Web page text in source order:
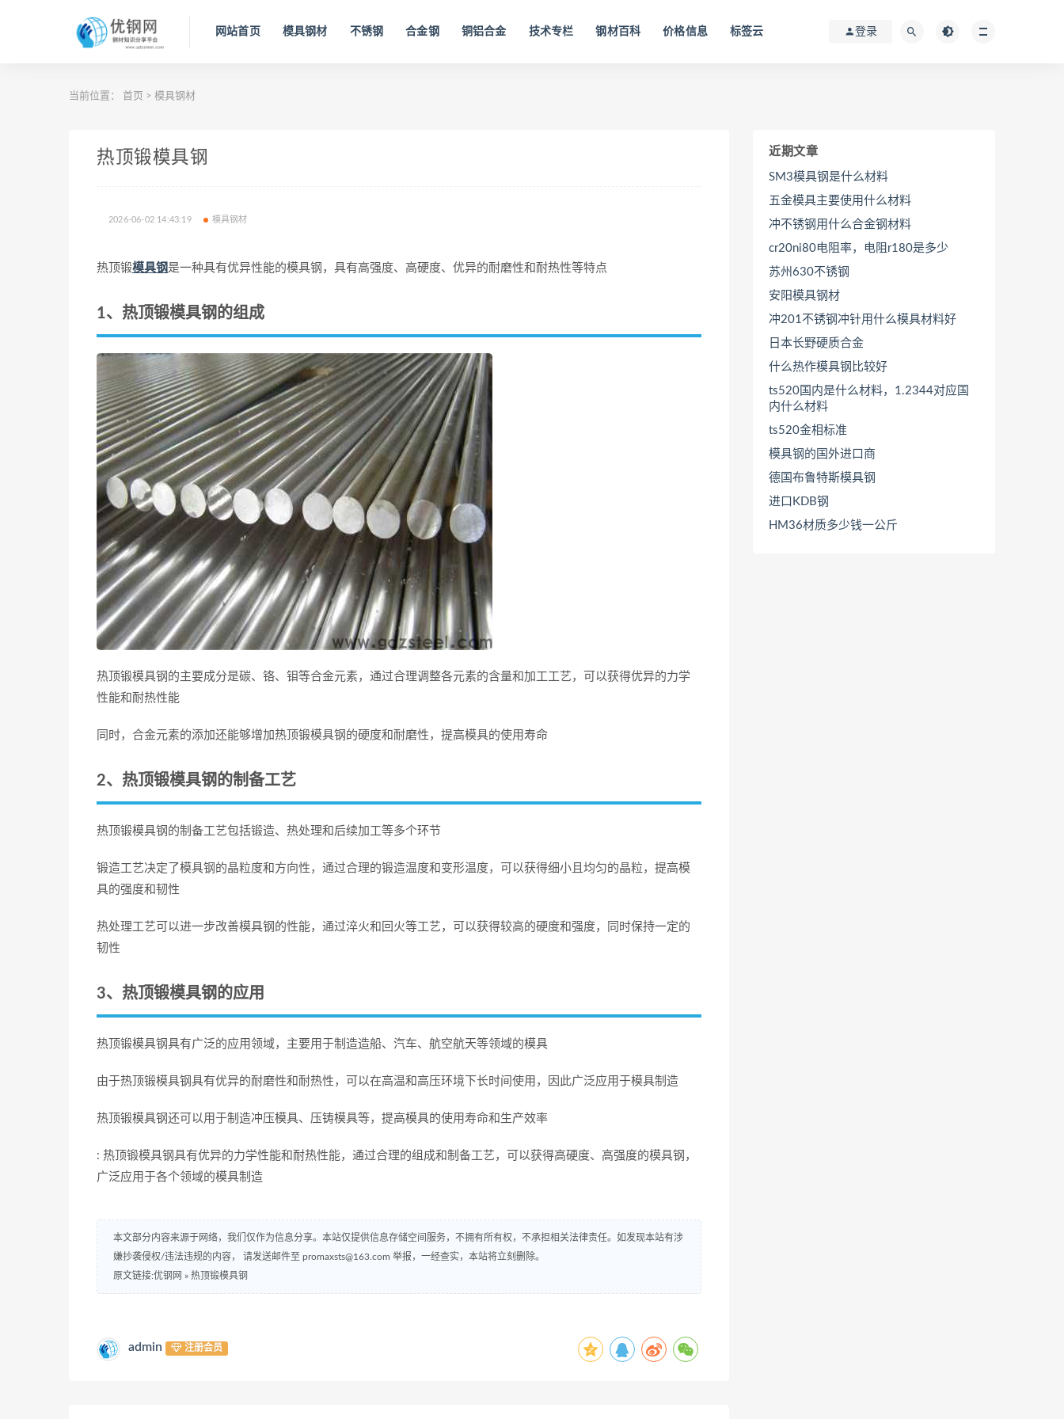
网站首页 模具钢材 不锈钢 合金钢 铜铝合金 技术专栏 钢材百科 价格信息 标签云 登录
当前位置： 首页 > 模具钢材
热顶锻模具钢
2026-06-02 14:43:19 模具钢材
热顶锻模具钢 是一种具有优异性能的模具钢，具有高强度、高硬度、优异的耐磨性和耐热性等特点
1、热顶锻模具钢的组成
热顶锻模具钢的主要成分是碳、铬、钼等合金元素，通过合理调整各元素的含量和加工工艺，可以获得优异的力学
性能和耐热性能
同时，合金元素的添加还能够增加热顶锻模具钢的硬度和耐磨性，提高模具的使用寿命
2、热顶锻模具钢的制备工艺
热顶锻模具钢的制备工艺包括锻造、热处理和后续加工等多个环节
锻造工艺决定了模具钢的晶粒度和方向性，通过合理的锻造温度和变形温度，可以获得细小且均匀的晶粒，提高模
具的强度和韧性
热处理工艺可以进一步改善模具钢的性能，通过淬火和回火等工艺，可以获得较高的硬度和强度，同时保持一定的
韧性
3、热顶锻模具钢的应用
热顶锻模具钢具有广泛的应用领域，主要用于制造造船、汽车、航空航天等领域的模具
由于热顶锻模具钢具有优异的耐磨性和耐热性，可以在高温和高压环境下长时间使用，因此广泛应用于模具制造
热顶锻模具钢还可以用于制造冲压模具、压铸模具等，提高模具的使用寿命和生产效率
: 热顶锻模具钢具有优异的力学性能和耐热性能，通过合理的组成和制备工艺，可以获得高硬度、高强度的模具钢，
广泛应用于各个领域的模具制造
本文部分内容来源于网络，我们仅作为信息分享。本站仅提供信息存储空间服务，不拥有所有权，不承担相关法律责任。如发现本站有涉
嫌抄袭侵权/违法违规的内容， 请发送邮件至 promaxsts@163.com 举报，一经查实，本站将立刻删除。
原文链接:优钢网 » 热顶锻模具钢
admin 注册会员
近期文章
SM3模具钢是什么材料
五金模具主要使用什么材料
冲不锈钢用什么合金钢材料
cr20ni80电阻率，电阻r180是多少
苏州630不锈钢
安阳模具钢材
冲201不锈钢冲针用什么模具材料好
日本长野硬质合金
什么热作模具钢比较好
ts520国内是什么材料，1.2344对应国
内什么材料
ts520金相标准
模具钢的国外进口商
德国布鲁特斯模具钢
进口KDB钢
HM36材质多少钱一公斤